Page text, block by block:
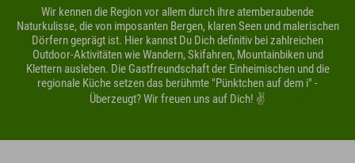
Wir kennen die Region vor allem durch ihre atemberaubende
Naturkulisse, die von imposanten Bergen, klaren Seen und malerischen
Dörfern geprägt ist. Hier kannst Du Dich definitiv bei zahlreichen
Outdoor-Aktivitäten wie Wandern, Skifahren, Mountainbiken und
Klettern ausleben. Die Gastfreundschaft der Einheimischen und die
regionale Küche setzen das berühmte "Pünktchen auf dem i" -
Überzeugt? Wir freuen uns auf Dich! ✌️